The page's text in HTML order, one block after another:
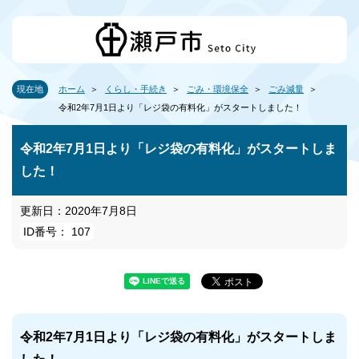
現在地 ホーム くらし・手続き ごみ・環境保全
ごみ減量
令和2年7月1日より「レジ袋の有料化」がスタートしました！
令和2年7月1日より「レジ袋の有料化」がスタートしま
した！
更新日：2020年7月8日
ID番号： 107
令和2年7月1日より「レジ袋の有料化」がスタートしま